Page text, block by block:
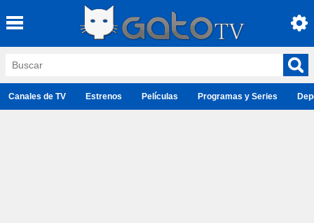
Canales de TV Estrenos Películas Programas y Series